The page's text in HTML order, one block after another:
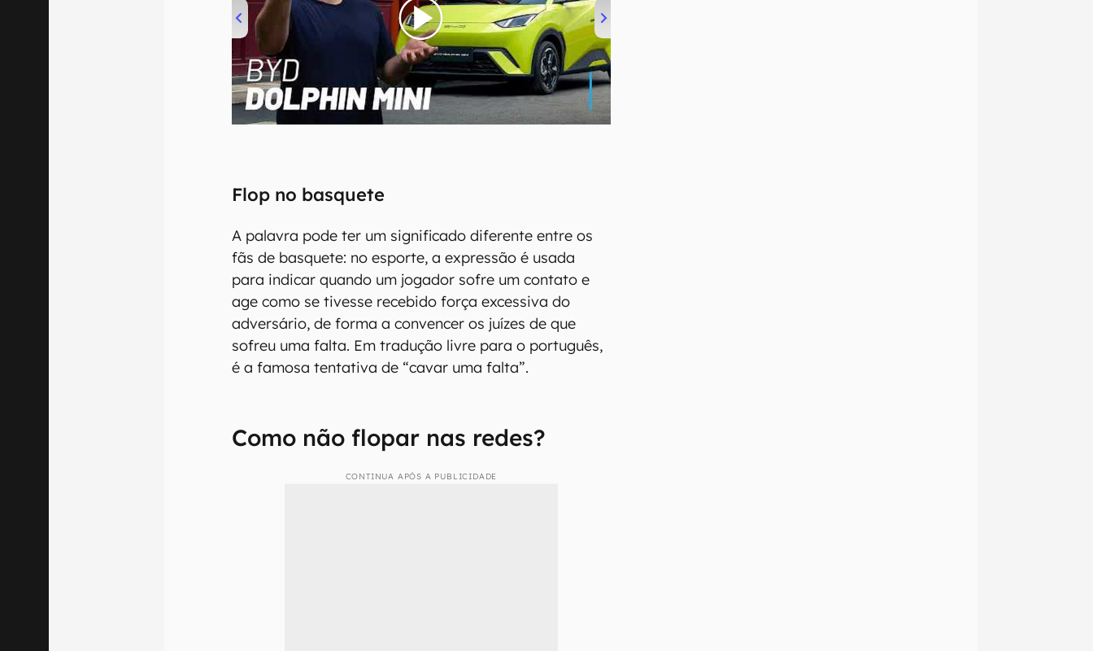
00:00/04:07
Flop no basquete
A palavra pode ter um significado diferente entre os
fãs de basquete: no esporte, a expressão é usada
para indicar quando um jogador sofre um contato e
age como se tivesse recebido força excessiva do
adversário, de forma a convencer os juízes de que
sofreu uma falta. Em tradução livre para o português,
é a famosa tentativa de “cavar uma falta”.
Como não flopar nas redes?
CONTINUA APÓS A PUBLICIDADE